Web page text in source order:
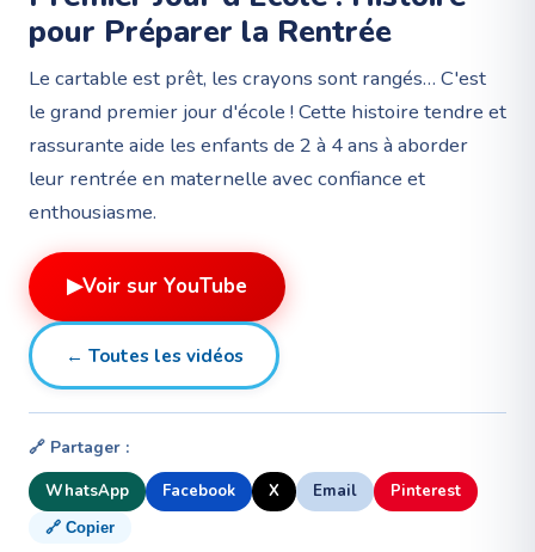
pour Préparer la Rentrée
Le cartable est prêt, les crayons sont rangés… C'est
le grand premier jour d'école ! Cette histoire tendre et
rassurante aide les enfants de 2 à 4 ans à aborder
leur rentrée en maternelle avec confiance et
enthousiasme.
▶Voir sur YouTube
← Toutes les vidéos
🔗 Partager :
WhatsApp Facebook X Email Pinterest
🔗 Copier